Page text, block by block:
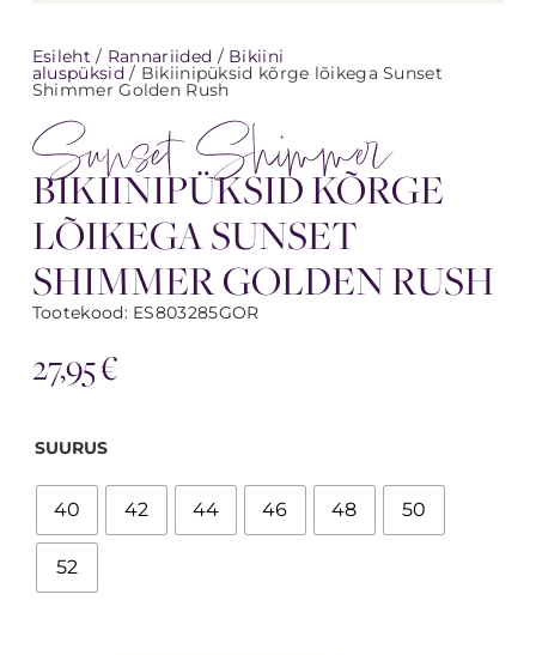
Esileht / Rannariided / Bikiini
aluspüksid/ Bikiinipüksid kõrge lõikega Sunset
Shimmer Golden Rush
Sunset Shimmer
BIKIINIPÜKSID KÕRGE
LÕIKEGA SUNSET
SHIMMER GOLDEN RUSH
Tootekood: ES803285GOR
27,95€
SUURUS
40 42 44 46 48 50
52